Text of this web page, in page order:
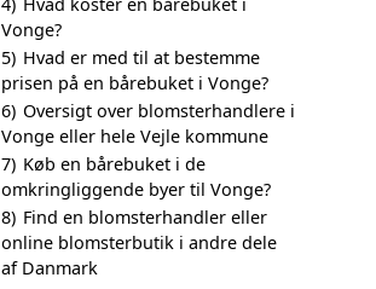
Vonge?
5) Hvad er med til at bestemme
prisen på en bårebuket i Vonge?
6) Oversigt over blomsterhandlere i
Vonge eller hele Vejle kommune
7) Køb en bårebuket i de
omkringliggende byer til Vonge?
8) Find en blomsterhandler eller
online blomsterbutik i andre dele
af Danmark